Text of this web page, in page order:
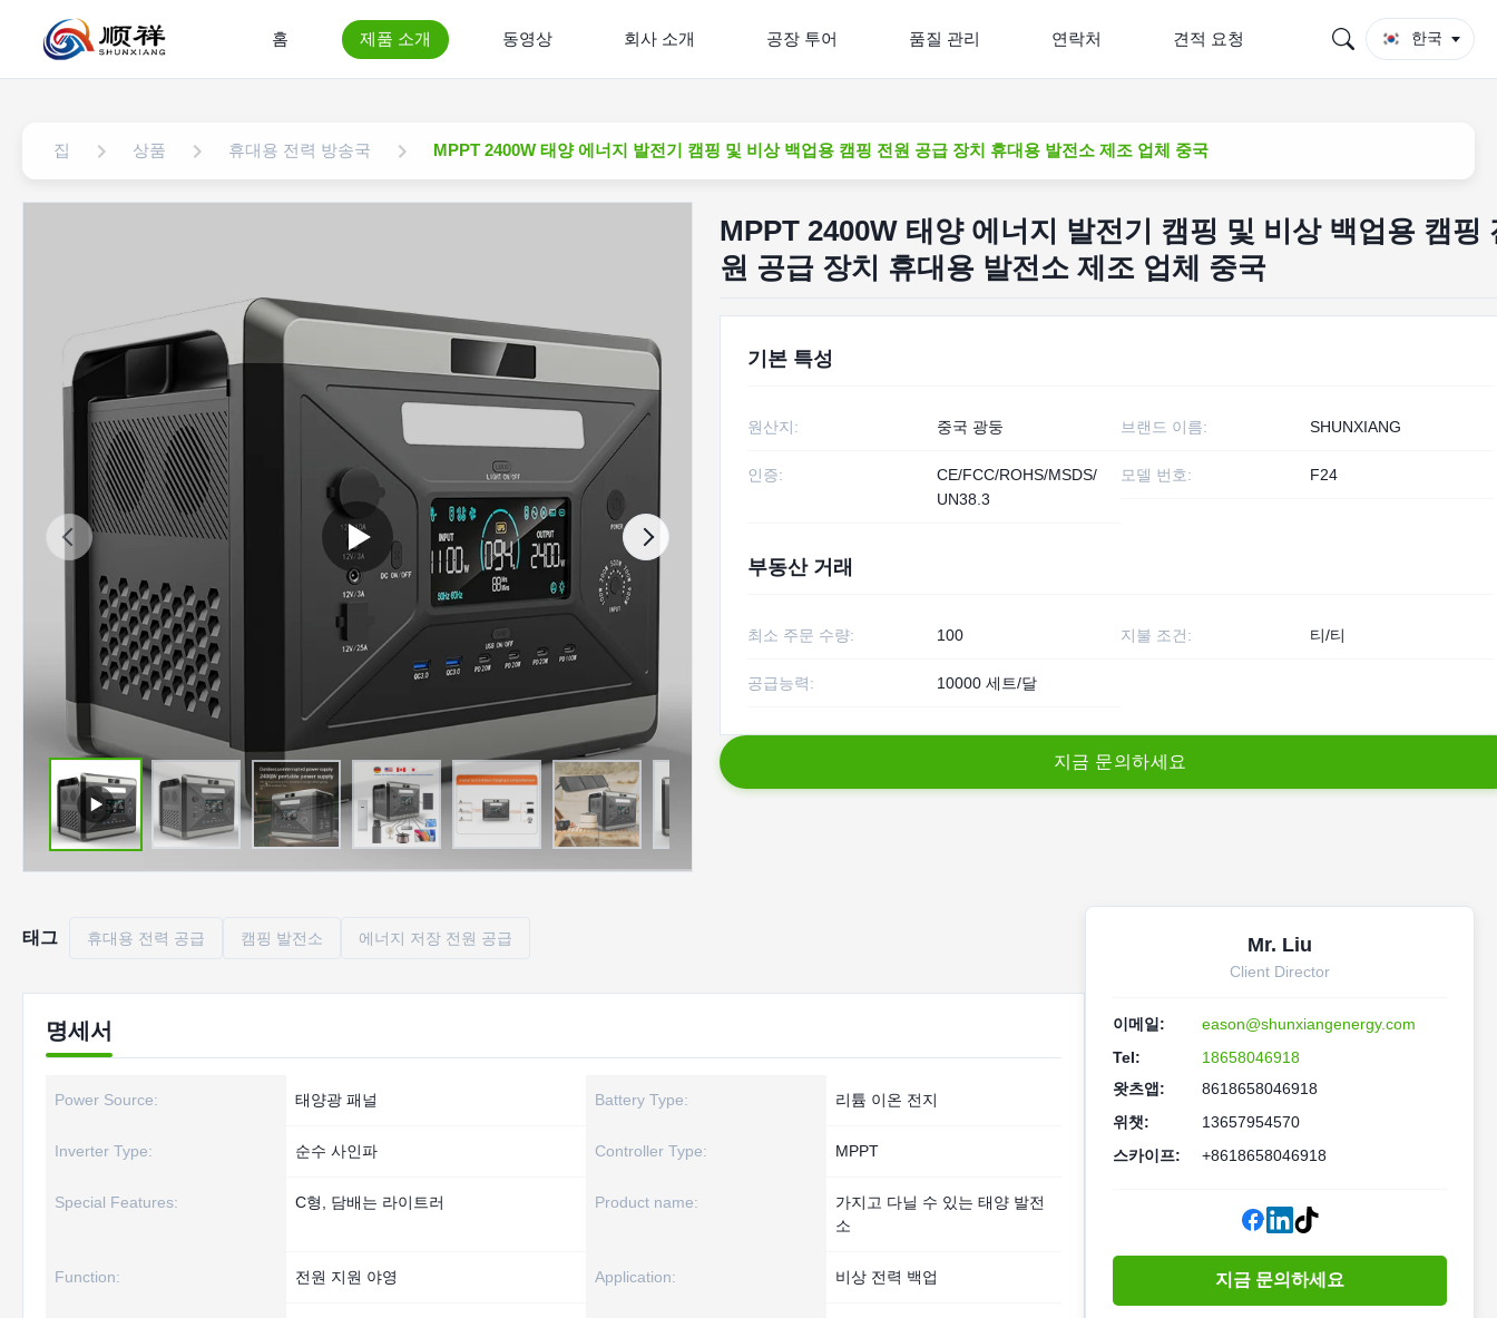
홈 제품 소개 동영상 회사 소개 공장 투어 품질 관리 연락처 견적 요청 한국
집 상품 휴대용 전력 방송국 MPPT 2400W 태양 에너지 발전기 캠핑 및 비상 백업용 캠핑 전원 공급 장치 휴대용 발전소 제조 업체 중국
MPPT 2400W 태양 에너지 발전기 캠핑 및 비상 백업용 캠핑
원 공급 장치 휴대용 발전소 제조 업체 중국
기본 특성
원산지: 중국 광둥 브랜드 이름: SHUNXIANG
인증:
CE/FCC/ROHS/MSDS/
UN38.3
모델 번호: F24
부동산 거래
최소 주문 수량: 100 지불 조건: 티/티
공급능력: 10000 세트/달
지 금 문의하세 요
태그 휴대용 전력 공급 캠핑 발전소 에너지 저장 전원 공급
명세서
Power Source: 태양광 패널 Battery Type: 리튬 이온 전지
Inverter Type: 순수 사인파 Controller Type: MPPT
Special Features: C형, 담배는 라이트러 Product name:
가지고 다닐 수 있는 태양 발전
소
Function: 전원 지원 야영 Application: 비상 전력 백업
Mr. Liu
Client Director
이메일:
eason@shunxiangenergy.com
Tel:
18658046918
왓츠앱:
8618658046918
위챗:
13657954570
스카이프:
+8618658046918
지금 문의하세요